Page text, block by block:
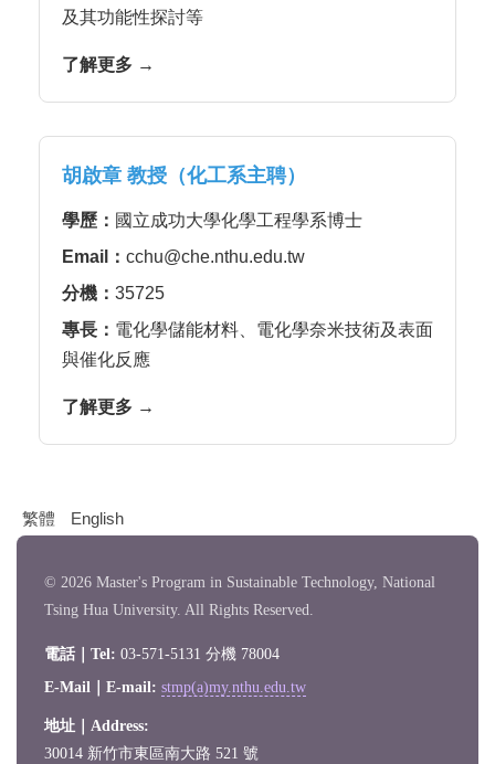
及其功能性探討等
了解更多 →
胡啟章 教授（化工系主聘）
學歷： 國立成功大學化學工程學系博士
Email： cchu@che.nthu.edu.tw
分機： 35725
專長： 電化學儲能材料、電化學奈米技術及表面
與催化反應
了解更多 →
繁體 English
© 2026 Master's Program in Sustainable Technology, National
Tsing Hua University. All Rights Reserved.
電話｜Tel: 03-571-5131 分機 78004
E-Mail｜E-mail: stmp(a)my.nthu.edu.tw
地址｜Address:
30014 新竹市東區南大路 521 號